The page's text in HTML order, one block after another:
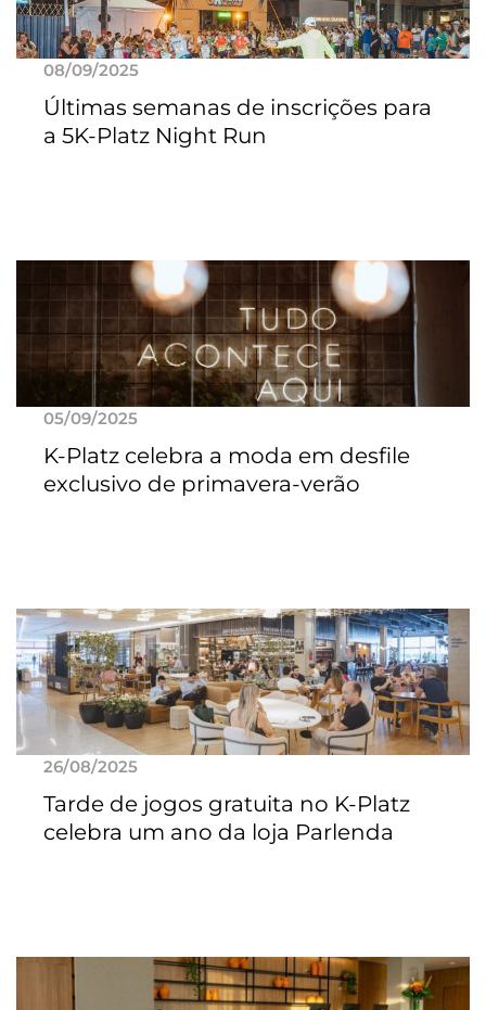
08/09/2025
Últimas semanas de inscrições para
a 5K-Platz Night Run
05/09/2025
K-Platz celebra a moda em desfile
exclusivo de primavera-verão
26/08/2025
Tarde de jogos gratuita no K-Platz
celebra um ano da loja Parlenda